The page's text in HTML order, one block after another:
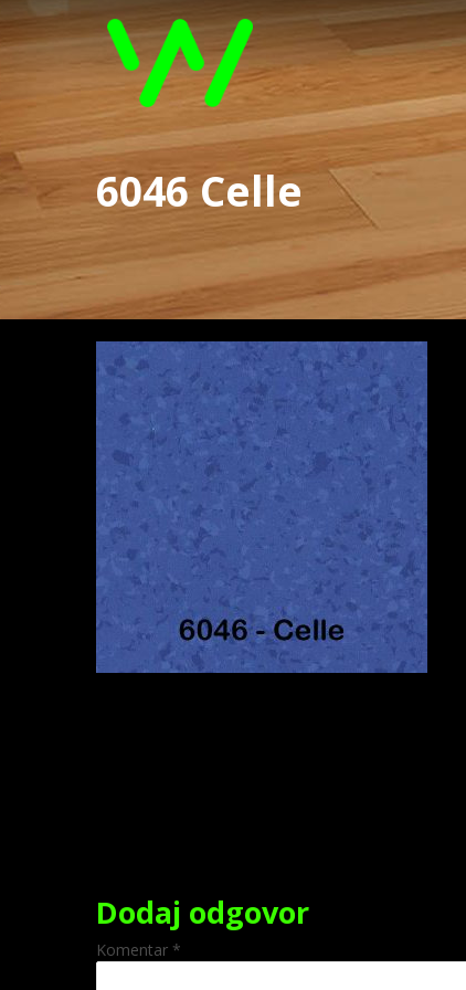
6046 Celle
Dodaj odgovor
Komentar *